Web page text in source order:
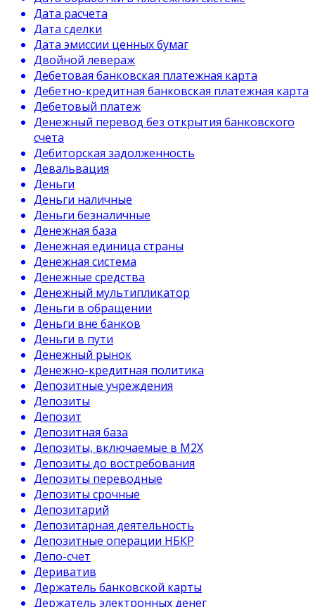
Дата расчета
Дата сделки
Дата эмиссии ценных бумаг
Двойной левераж
Дебетовая банковская платежная карта
Дебетно-кредитная банковская платежная карта
Дебетовый платеж
Денежный перевод без открытия банковского
счета
Дебиторская задолженность
Девальвация
Деньги
Деньги наличные
Деньги безналичные
Денежная база
Денежная единица страны
Денежная система
Денежные средства
Денежный мультипликатор
Деньги в обращении
Деньги вне банков
Деньги в пути
Денежный рынок
Денежно-кредитная политика
Депозитные учреждения
Депозиты
Депозит
Депозитная база
Депозиты, включаемые в М2Х
Депозиты до востребования
Депозиты переводные
Депозиты срочные
Депозитарий
Депозитарная деятельность
Депозитные операции НБКР
Депо-счет
Дериватив
Держатель банковской карты
Держатель электронных денег